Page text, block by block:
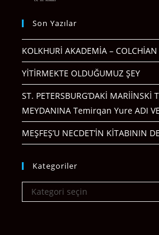
Son Yazılar
KOLKHURİ AKADEMİA – COLCHİAN
YİTİRMEKTE OLDUĞUMUZ ŞEY
ST. PETERSBURG’DAKİ MARİİNSKİ
MEYDANINA Temirqan Yure ADI
MEŞFEŞ’U NECDET’İN KİTABININ
Kategoriler
Kategoriler
Kategori seçin